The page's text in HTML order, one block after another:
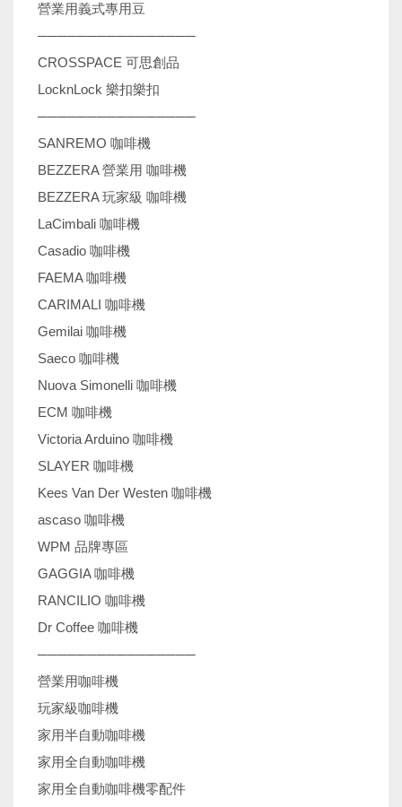
營業用義式專用豆
────────────────
CROSSPACE 可思創品
LocknLock 樂扣樂扣
────────────────
SANREMO 咖啡機
BEZZERA 營業用 咖啡機
BEZZERA 玩家級 咖啡機
LaCimbali 咖啡機
Casadio 咖啡機
FAEMA 咖啡機
CARIMALI 咖啡機
Gemilai 咖啡機
Saeco 咖啡機
Nuova Simonelli 咖啡機
ECM 咖啡機
Victoria Arduino 咖啡機
SLAYER 咖啡機
Kees Van Der Westen 咖啡機
ascaso 咖啡機
WPM 品牌專區
GAGGIA 咖啡機
RANCILIO 咖啡機
Dr Coffee 咖啡機
────────────────
營業用咖啡機
玩家級咖啡機
家用半自動咖啡機
家用全自動咖啡機
家用全自動咖啡機零配件